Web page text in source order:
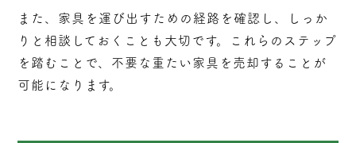
また、家具を運び出すための経路を確認し、しっか
りと相談しておくことも大切です。これらのステップ
を踏むことで、不要な重たい家具を売却することが
可能になります。